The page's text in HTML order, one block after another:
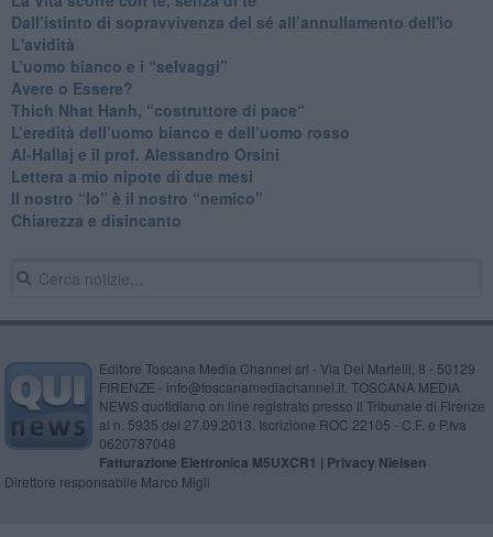
​Dall’istinto di sopravvivenza del sé all’annullamento dell'io
L'avidità
​L’uomo bianco e i “selvaggi”
​Avere o Essere?
​Thich Nhat Hanh, “costruttore di pace“
​L’eredità dell’uomo bianco e dell’uomo rosso
Al-Hallaj e il prof. Alessandro Orsini
​Lettera a mio nipote di due mesi
​Il nostro “Io” è il nostro “nemico”
​Chiarezza e disincanto
Editore Toscana Media Channel srl - Via Dei Martelli, 8 - 50129
FIRENZE - info@toscanamediachannel.it. TOSCANA MEDIA
NEWS quotidiano on line registrato presso il Tribunale di Firenze
al n. 5935 del 27.09.2013. Iscrizione ROC 22105 - C.F. e P.Iva
0620787048
Fatturazione Elettronica M5UXCR1 | Privacy Nielsen
Direttore responsabile Marco Migli